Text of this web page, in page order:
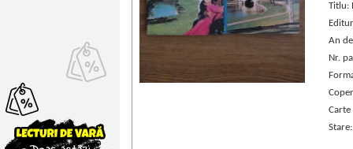
Titlu:
An
Nr.